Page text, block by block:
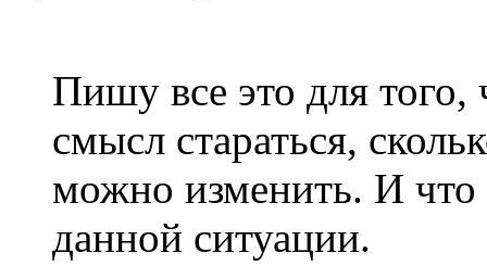
Пишу все это для
смысл стараться,
можно изменить. И что
данной ситуации.